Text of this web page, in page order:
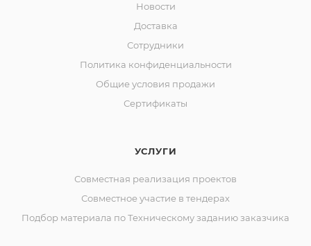
Новости
Доставка
Сотрудники
Политика конфиденциальности
Общие условия продажи
Сертификаты
УСЛУГИ
Совместная реализация проектов
Совместное участие в тендерах
Подбор материала по Техническому заданию заказчика